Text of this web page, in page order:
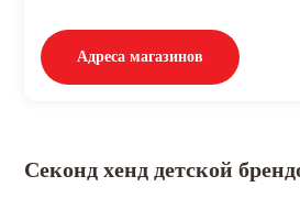
Адреса магазинов
Секонд хенд детской